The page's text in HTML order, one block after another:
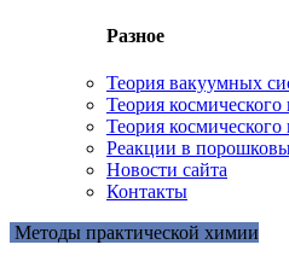
Разное
Теория вакуумных
Теория космического
Теория космического
Реакции в
Новости сайта
Контакты
Методы практической химии